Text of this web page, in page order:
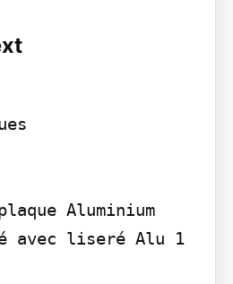
Aluminium
avec liseré Alu 1